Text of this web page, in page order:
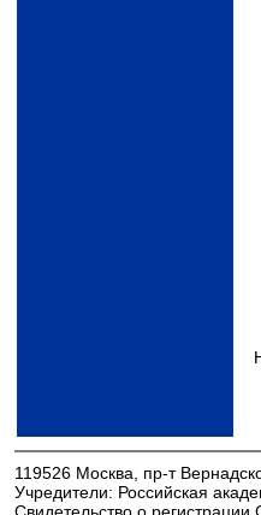
119526 Москва, пр-т
Учредители: Российская
Свидетельство о